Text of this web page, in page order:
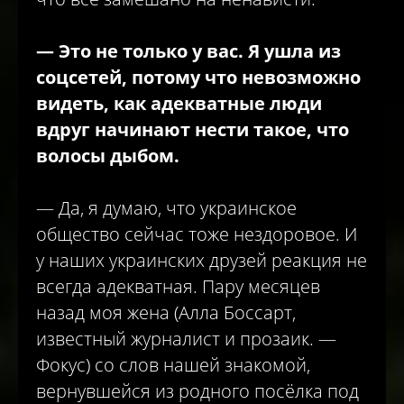
—Это не только у вас. Я ушла из
соцсетей, потому что невозможно
видеть, как адекватные люди
вдруг начинают нести такое, что
волосы дыбом.
— Да, я думаю, что украинское
общество сейчас тоже нездоровое. И
у наших украинских друзей реакция не
всегда адекватная. Пару месяцев
назад моя жена (Алла Боссарт,
известный журналист и прозаик. —
Фокус) со слов нашей знакомой,
вернувшейся из родного посёлка под